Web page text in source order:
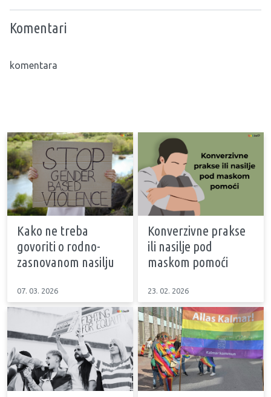
Komentari
komentara
Kako ne treba
govoriti o rodno-
zasnovanom nasilju
07. 03. 2026
Konverzivne prakse
ili nasilje pod
maskom pomoći
23. 02. 2026